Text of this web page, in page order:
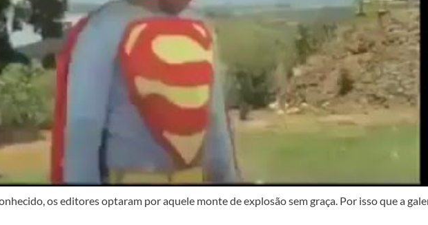
os editores optaram por aquele monte de explosão sem graça. Por isso que a